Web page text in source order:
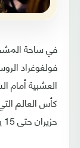
في ساحة
العشبية أمام
حزيران حتى 15 يوليو/تموز 2018.